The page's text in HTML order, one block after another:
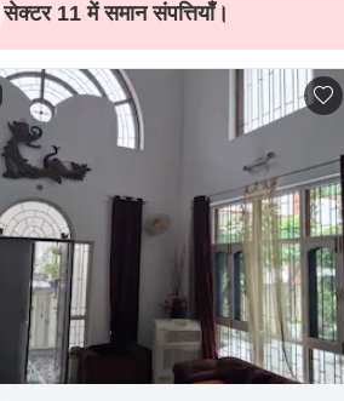
सेक्टर 11 में समान संपत्तियाँ।